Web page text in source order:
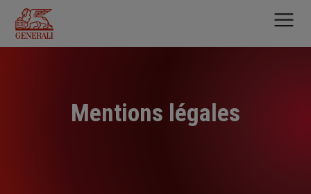
contenu
principal
Mentions légales